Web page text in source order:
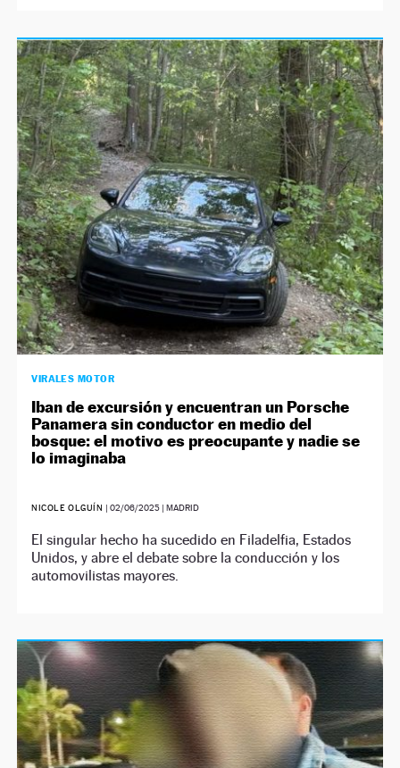
VIRALES MOTOR
Iban de excursión y encuentran un Porsche
Panamera sin conductor en medio del
bosque: el motivo es preocupante y nadie se
lo imaginaba
NICOLE OLGUÍN | 02/06/2025| MADRID
El singular hecho ha sucedido en Filadelfia, Estados
Unidos, y abre el debate sobre la conducción y los
automovilistas mayores.